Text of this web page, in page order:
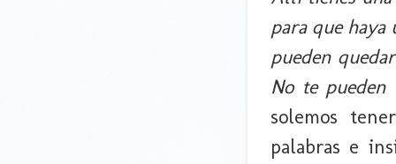
para que haya
pueden
No te
solemos
palabras e